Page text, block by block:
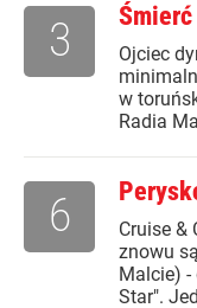
Ojciec
w
Radia
3
Cruise &
znowu
Malcie) -
Star".
6